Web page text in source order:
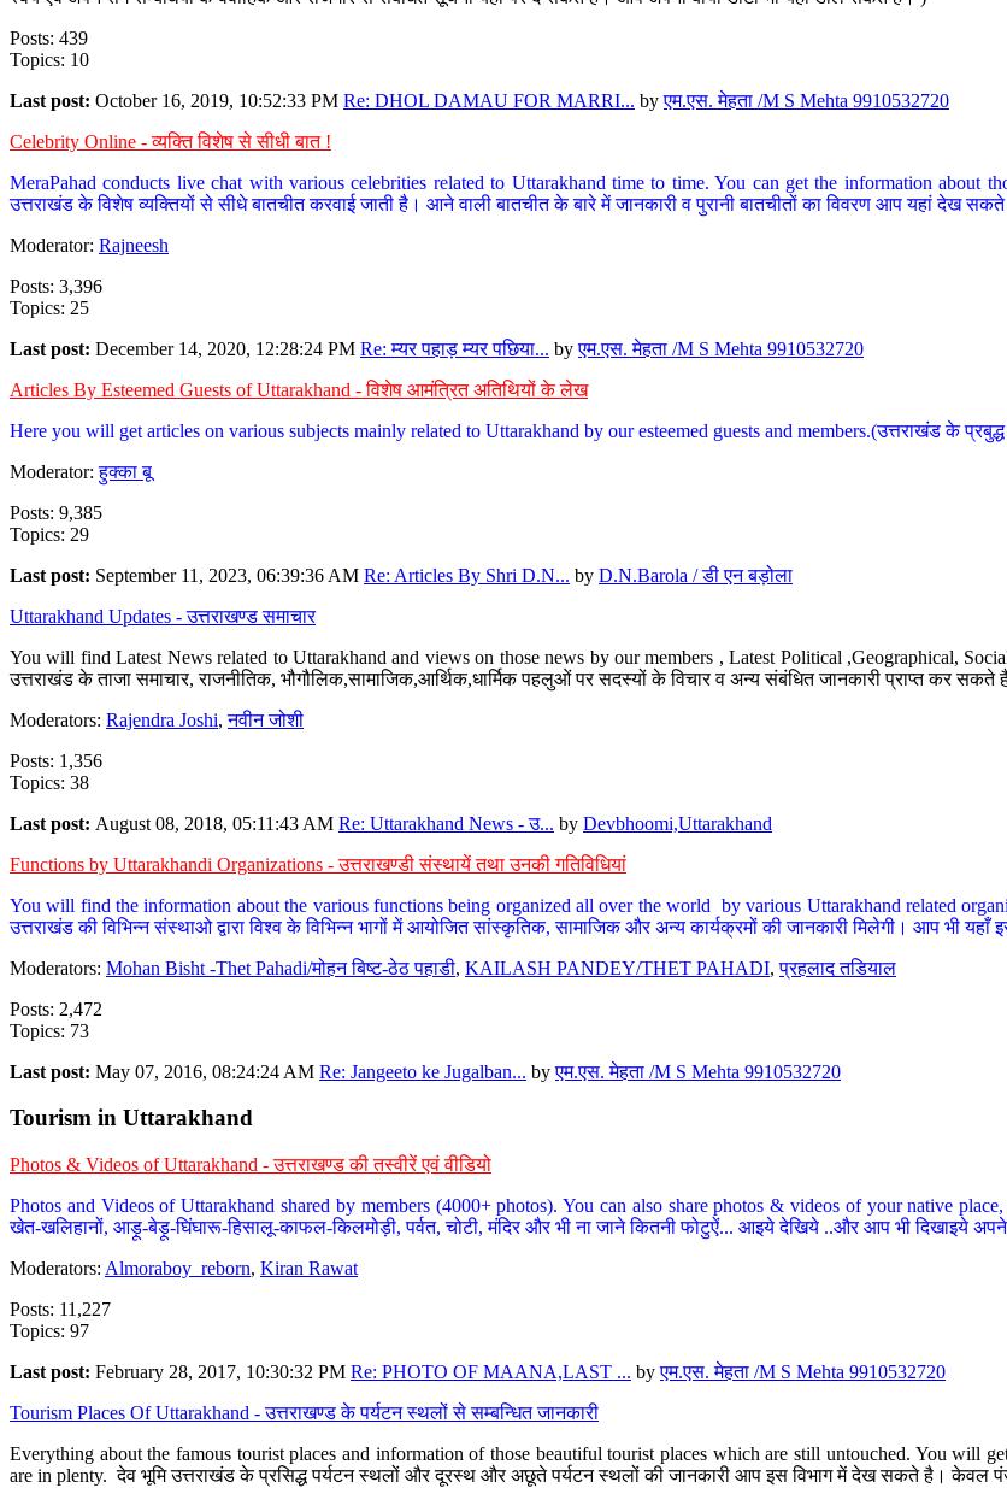
Posts: 439
Topics: 10
Last post: October 16, 2019, 10:52:33 PM Re: DHOL DAMAU FOR MARRI... byएम.एस. मेहता /M S Mehta 9910532720
Celebrity Online - व्यक्ति विशेष से सीधी बात !
MeraPahad conducts live chat with various celebrities related to Uttarakhand time to time. You can get the information about
उत्तराखंड के विशेष व्यक्तियों से सीधे बातचीत करवाई जाती है। आने वाली बातचीत के बारे में जानकारी व पुरानी बातचीतों का विवरण आप यहां देख
Moderator: Rajneesh
Posts: 3,396
Topics: 25
Last post: December 14, 2020, 12:28:24 PM Re: म्यर पहाड़ म्यर पछिया... byएम.एस. मेहता /M S Mehta 9910532720
Articles By Esteemed Guests of Uttarakhand - विशेष आमंत्रित अतिथियों के लेख
Here you will get articles on various subjects mainly related to Uttarakhand by our esteemed guests and members.(उत्तराखंड के
Moderator:हुक्का बू
Posts: 9,385
Topics: 29
Last post: September 11, 2023, 06:39:36 AM Re: Articles By Shri D.N... by D.N.Barola / डी एन बड़ोला
Uttarakhand Updates - उत्तराखण्ड समाचार
You will find Latest News related to Uttarakhand and views on those news by our members , Latest Political ,Geographical,
उत्तराखंड के ताजा समाचार, राजनीतिक, भौगौलिक,सामाजिक,आर्थिक,धार्मिक पहलुओं पर सदस्यों के विचार व अन्य संबंधित जानकारी प्राप्त कर सकते
Moderators: Rajendra Joshi,नवीन जोशी
Posts: 1,356
Topics: 38
Last post: August 08, 2018, 05:11:43 AM Re: Uttarakhand News - उ... by Devbhoomi,Uttarakhand
Functions by Uttarakhandi Organizations - उत्तराखण्डी संस्थायें तथा उनकी गतिविधियां
You will find the information about the various functions being organized all over the world by various Uttarakhand related
उत्तराखंड की विभिन्न संस्थाओ द्वारा विश्व के विभिन्न भागों में आयोजित सांस्कृतिक, सामाजिक और अन्य कार्यक्रमों की जानकारी मिलेगी। आप भी
Moderators: Mohan Bisht -Thet Pahadi/मोहन बिष्ट-ठेठ पहाडी, KAILASH PANDEY/THET PAHADI,प्रहलाद तडियाल
Posts: 2,472
Topics: 73
Last post: May 07, 2016, 08:24:24 AM Re: Jangeeto ke Jugalban... byएम.एस. मेहता /M S Mehta 9910532720
Tourism in Uttarakhand
Photos & Videos of Uttarakhand - उत्तराखण्ड की तस्वीरें एवं वीडियो
Photos and Videos of Uttarakhand shared by members (4000+ photos). You can also share photos & videos of your native
खेत-खलिहानों, आड़ू-बेड़ू-घिंघारू-हिसालू-काफल-किलमोड़ी, पर्वत, चोटी, मंदिर और भी ना जाने कितनी फोटुऐं... आइये देखिये ..और आप भी दिखाइये
Moderators: Almoraboy_reborn, Kiran Rawat
Posts: 11,227
Topics: 97
Last post: February 28, 2017, 10:30:32 PM Re: PHOTO OF MAANA,LAST ... byएम.एस. मेहता /M S Mehta 9910532720
Tourism Places Of Uttarakhand - उत्तराखण्ड के पर्यटन स्थलों से सम्बन्धित जानकारी
Everything about the famous tourist places and information of those beautiful tourist places which are still untouched. You will
are in plenty. देव भूमि उत्तराखंड के प्रसिद्ध पर्यटन स्थलों और दूरस्थ और अछूते पर्यटन स्थलों की जानकारी आप इस विभाग में देख सकते है।